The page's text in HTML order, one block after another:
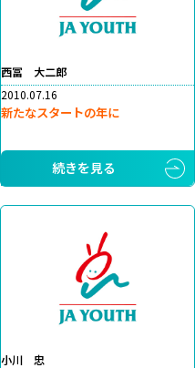
西冨 大二郎
2010.07.16
新たなスタートの年に
続きを見る
小川 忠